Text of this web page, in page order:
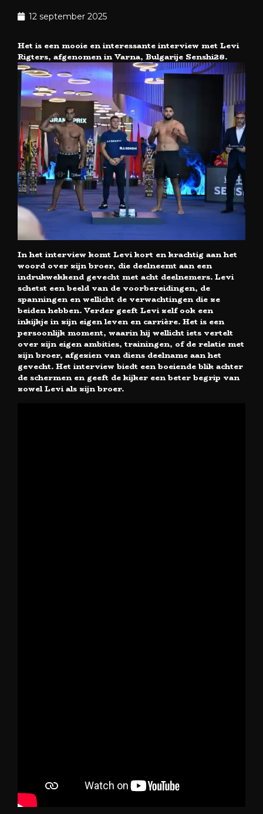
12 september 2025
Het is een mooie en interessante interview met Levi
Rigters, afgenomen in Varna, Bulgarije Senshi28.
In het interview komt Levi kort en krachtig aan het
woord over zijn broer, die deelneemt aan een
indrukwekkend gevecht met acht deelnemers. Levi
schetst een beeld van de voorbereidingen, de
spanningen en wellicht de verwachtingen die ze
beiden hebben. Verder geeft Levi zelf ook een
inkijkje in zijn eigen leven en carrière. Het is een
persoonlijk moment, waarin hij wellicht iets vertelt
over zijn eigen ambities, trainingen, of de relatie met
zijn broer, afgezien van diens deelname aan het
gevecht. Het interview biedt een boeiende blik achter
de schermen en geeft de kijker een beter begrip van
zowel Levi als zijn broer.